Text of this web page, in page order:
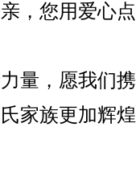
，您用爱心
量，愿我们
家族更加辉